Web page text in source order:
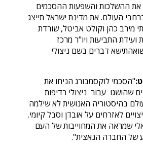
את ההשלכות והשפעות ההסכמים
העולם. את מדינת ישראל תייצג
מירב כהן וקולט אביטל, שורדת
התביעות ויו"ר מרכז
דברים בשם ניצולי
"הסכמי לוקסמבורג הניחו את
שהושגו עבור ניצולי רדיפות
בהיסטוריה האנושית לא שילמה
לאזרחים על אובדן וסבל קיומי.
שמראה את המחוייבות של העם
של החברה הנאצית".